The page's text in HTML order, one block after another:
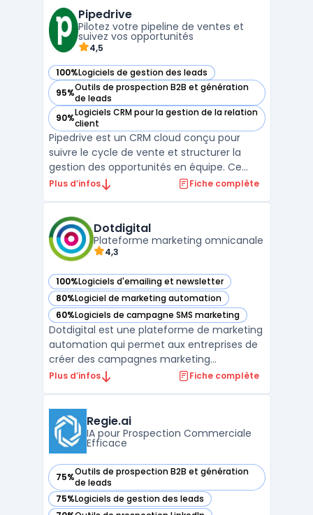
travailleurs indépendants ou responsables
partenariat ...
Pipedrive
Pilotez votre pipeline de ventes et
suivez vos opportunités
4,5
100%Logiciels de gestion des leads
— voir Pipedrive dans cette catégorie
95%Outils de prospection B2B et génération
de leads
— voir Pipedrive dans cette catégorie
90%Logiciels CRM pour la gestion de la relation
client
— voir Pipedrive dans cette catégorie
Pipedrive est un CRM cloud conçu pour
suivre le cycle de vente et structurer la
gestion des opportunités en équipe. Ce
logiciel cible les équipes commerciales des
processus de relation client. L’enjeu
principal est ...
Plus d’infos Fiche complète
Dotdigital
Plateforme marketing omnicanale
4,3
100%Logiciels d'emailing et newsletter
— voir Dotdigital dans cette catégorie
80%Logiciel de marketing automation
— voir Dotdigital dans cette catégorie
60%Logiciels de campagne SMS marketing
— voir Dotdigital dans cette catégorie
Dotdigital est une plateforme de marketing
automation qui permet aux entreprises de
créer des campagnes marketing
personnalisées et hautement ciblées. Avec
intégrés, Dotdigital offre une solution de
marketing to ...
Plus d’infos Fiche complète
Regie.ai
IA pour Prospection Commerciale
Efficace
75%Outils de prospection B2B et génération
de leads
— voir Regie.ai dans cette catégorie
75%Logiciels de gestion des leads
— voir Regie.ai dans cette catégorie